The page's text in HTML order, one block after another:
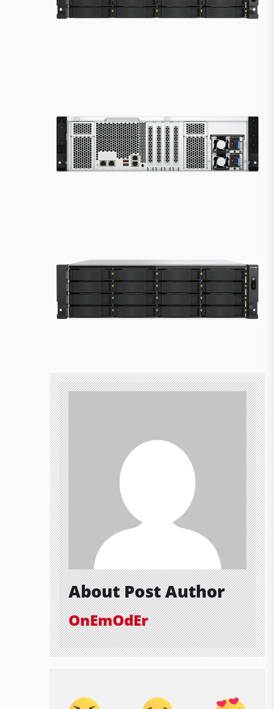
About Post Author
OnEmOdEr